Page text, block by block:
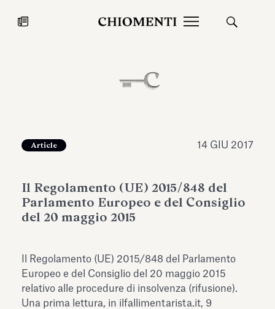
27 LUG 2026
mostra Marmora Romana
ampliando gli spazi espositivi
dell’Antiquarium di Villa Albani
Torlonia
Leggi tutto
EcoVadis
Article 14 GIU 2017
Il Regolamento (UE) 2015/848 del
Parlamento Europeo e del Consiglio
del 20 maggio 2015
Il Regolamento (UE) 2015/848 del Parlamento
Europeo e del Consiglio del 20 maggio 2015
relativo alle procedure di insolvenza (rifusione).
Una prima lettura, in ilfallimentarista.it, 9